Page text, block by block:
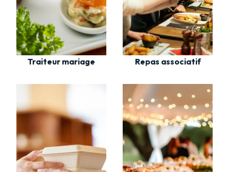
Traiteur mariage Repas associatif